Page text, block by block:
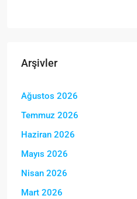
Arşivler
Ağustos 2026
Temmuz 2026
Haziran 2026
Mayıs 2026
Nisan 2026
Mart 2026